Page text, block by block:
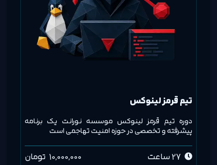
تیم قرمز لینوکس
دوره تیم قرمز لینوکس موسسه نورانت یک برنامه
پیشرفته و تخصصی در حوزه امنیت تهاجمی است
27 ساعت 10,000,000 تومان